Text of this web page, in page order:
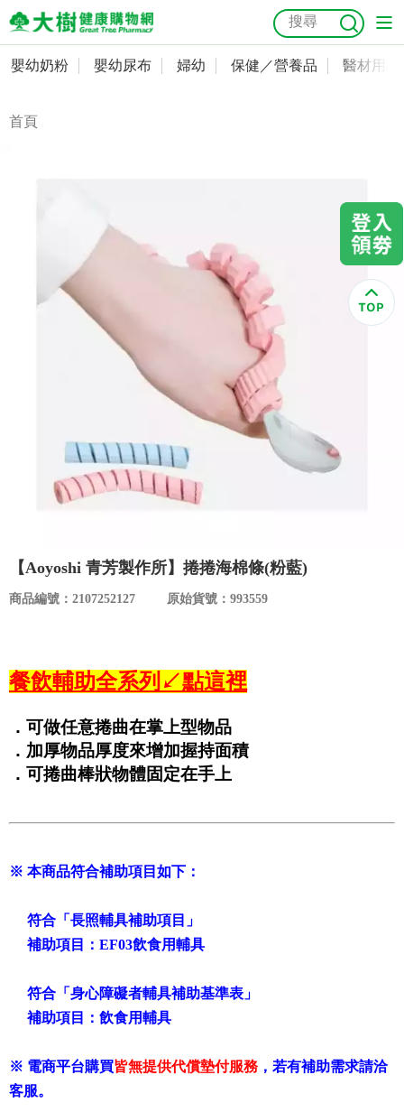
嬰幼奶粉
嬰幼尿布
優惠活動
會員專區
折價券、紅利說明
抗菌
會員資料及密碼修改
常用收件人清單
紅利點數查詢
嬰幼奶粉 嬰幼尿布 婦幼 保健／營養品 醫材用品
首頁
【Aoyoshi 青芳製作所】捲捲海棉條(粉藍)
商品編號：2107252127 原始貨號：993559
餐飲輔助全系列↙點這裡
．可做任意捲曲在掌上型物品
．加厚物品厚度來增加握持面積
．可捲曲棒狀物體固定在手上
※ 本商品符合補助項目如下：
符合「 長照輔具補助項目 」
補助項目： EF03飲食用輔具
符合「 身心障礙者輔具補助基準表 」
補助項目： 飲食用輔具
※ 電商平台購買皆無提供代償墊付服務 ，若有補助需求請洽
客服。